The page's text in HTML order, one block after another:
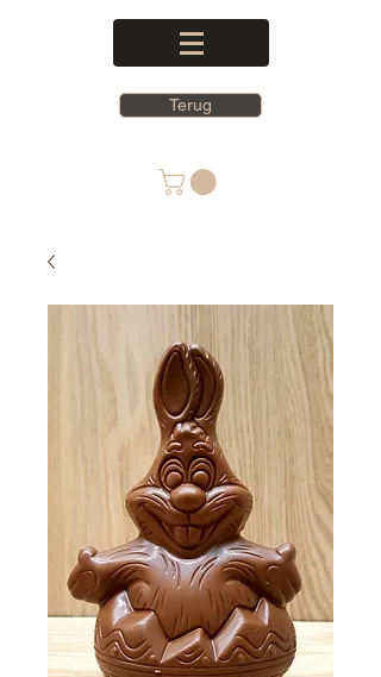
Terug